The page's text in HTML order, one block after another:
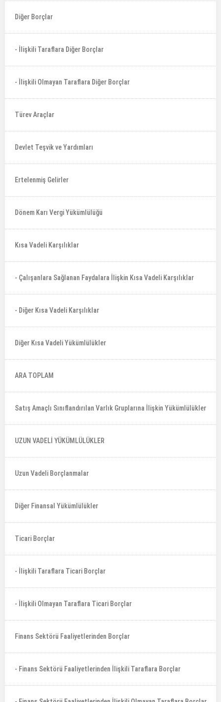
Diğer Borçlar
- İlişkili Taraflara Diğer Borçlar
- İlişkili Olmayan Taraflara Diğer Borçlar
Türev Araçlar
Devlet Teşvik ve Yardımları
Ertelenmiş Gelirler
Dönem Karı Vergi Yükümlülüğü
Kısa Vadeli Karşılıklar
- Çalışanlara Sağlanan Faydalara İlişkin Kısa Vadeli Karşılıklar
- Diğer Kısa Vadeli Karşılıklar
Diğer Kısa Vadeli Yükümlülükler
ARA TOPLAM
Satış Amaçlı Sınıflandırılan Varlık Gruplarına İlişkin Yükümlülükler
UZUN VADELİ YÜKÜMLÜLÜKLER
Uzun Vadeli Borçlanmalar
Diğer Finansal Yükümlülükler
Ticari Borçlar
- İlişkili Taraflara Ticari Borçlar
- İlişkili Olmayan Taraflara Ticari Borçlar
Finans Sektörü Faaliyetlerinden Borçlar
- Finans Sektörü Faaliyetlerinden İlişkili Taraflara Borçlar